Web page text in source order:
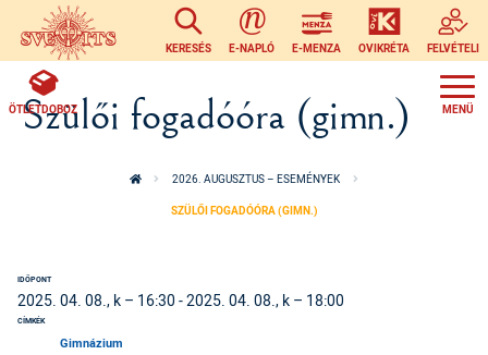
Ugrás a tartalomra
KERESÉS E-NAPLÓ E-MENZA OVIKRÉTA FELVÉTELI
ÖTLETDOBOZ
Szülői fogadóóra (gimn.)
2026. AUGUSZTUS – ESEMÉNYEK
SZÜLŐI FOGADÓÓRA (GIMN.)
IDŐPONT
2025. 04. 08., k – 16:30 -2025. 04. 08., k – 18:00
CÍMKÉK
Gimnázium